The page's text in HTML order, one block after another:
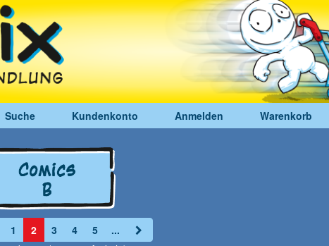
Suche Kundenkonto Anmelden Warenkorb
1 2 3 4 5
...